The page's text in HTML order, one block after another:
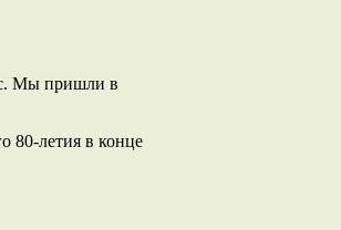
Мы пришли в
80-летия в конце